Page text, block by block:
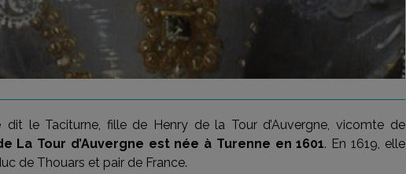
dit le Taciturne, fille de Henry de la Tour d’Auvergne, vicomte de
La Tour d’Auvergne est née à Turenne en 1601. En 1619, elle
de Thouars et pair de France.